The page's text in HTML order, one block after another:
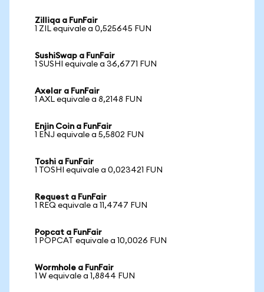
Zilliqa a FunFair
1 ZIL equivale a 0,525645 FUN
SushiSwap a FunFair
1 SUSHI equivale a 36,6771 FUN
Axelar a FunFair
1 AXL equivale a 8,2148 FUN
Enjin Coin a FunFair
1 ENJ equivale a 5,5802 FUN
Toshi a FunFair
1 TOSHI equivale a 0,023421 FUN
Request a FunFair
1 REQ equivale a 11,4747 FUN
Popcat a FunFair
1 POPCAT equivale a 10,0026 FUN
Wormhole a FunFair
1 W equivale a 1,8844 FUN